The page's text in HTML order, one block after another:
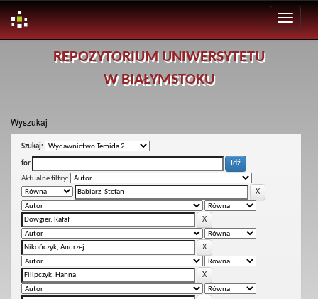
REPOZYTORIUM UNIWERSYTETU
W BIAŁYMSTOKU
Wyszukaj
Szukaj:
for
Aktualne filtry: